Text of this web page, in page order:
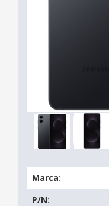
Marca:
P/N: